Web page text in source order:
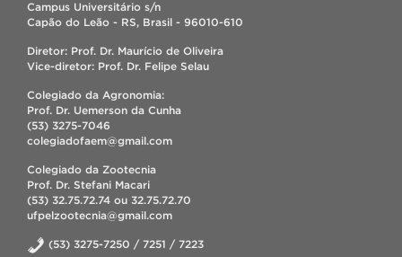
Campus Universitário s/n
Capão do Leão - RS, Brasil - 96010-610
Diretor: Prof. Dr. Maurício de Oliveira
Vice-diretor: Prof. Dr. Felipe Selau
Colegiado da Agronomia:
Prof. Dr. Uemerson da Cunha
(53) 3275-7046
colegiadofaem@gmail.com
Colegiado da Zootecnia
Prof. Dr. Stefani Macari
(53) 32.75.72.74 ou 32.75.72.70
ufpelzootecnia@gmail.com
(53) 3275-7250 / 7251 / 7223